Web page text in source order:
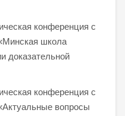
конференция с
школа
доказательной
конференция с
вопросы